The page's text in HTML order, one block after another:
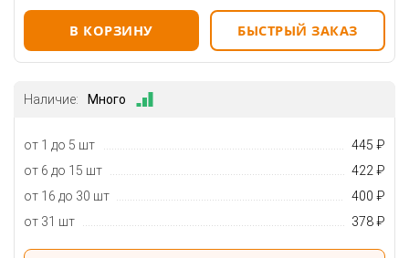
В КОРЗИНУ БЫСТРЫЙ ЗАКАЗ
Наличие: Много
от 1 до 5 шт
445 ₽
от 6 до 15 шт
422 ₽
от 16 до 30 шт
400 ₽
от 31 шт
378 ₽